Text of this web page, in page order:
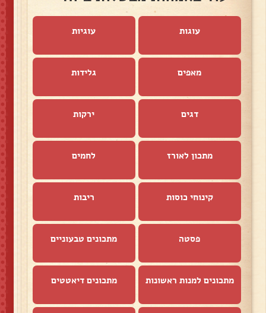
עוגות עוגיות
מאפים גלידות
דגים ירקות
מתכון לאורז לחמים
קינוחי כוסות ריבות
פסטה מתכונים טבעוניים
מתכונים למנות ראשונות מתכונים דיאטטים